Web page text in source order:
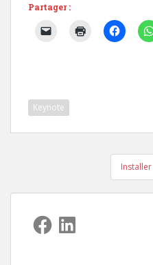
Partager :
Keynote
l’article
Facebook
LinkedIn